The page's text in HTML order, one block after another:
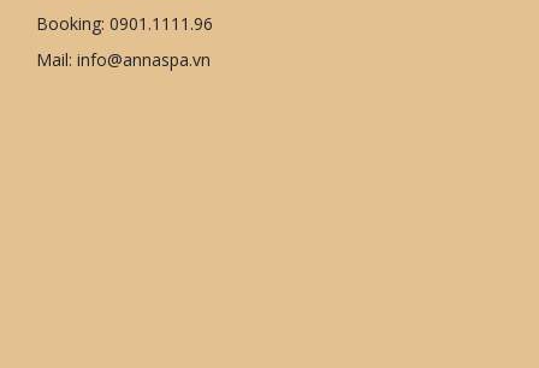
Booking: 0901.1111.96
Mail: info@annaspa.vn